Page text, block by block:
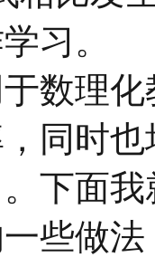
习。
数理
同时
下面
些做